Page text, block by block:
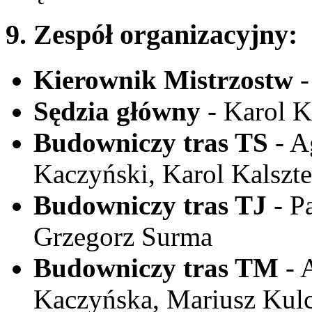
9. Zespół organizacyjny:
Kierownik Mistrzostw
Sędzia główny - Karol
Budowniczy tras TS -
Kaczyński, Karol
Budowniczy tras TJ -
Grzegorz Surma
Budowniczy tras TM -
Kaczyńska, Mariusz